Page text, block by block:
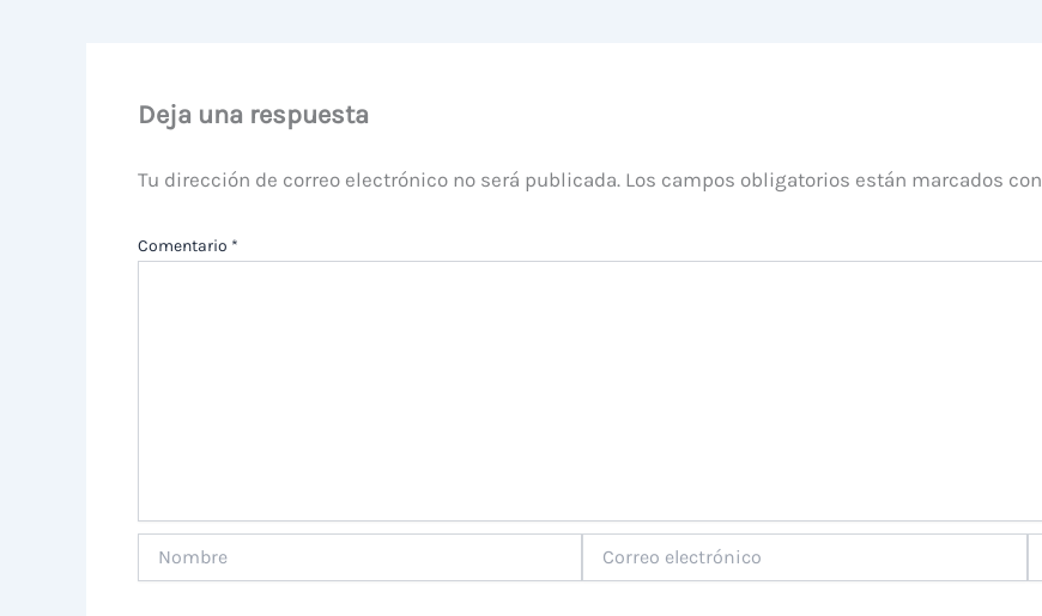
Deja una respuesta
Tu dirección de correo electrónico no será publicada. Los campos obligatorios están marcados con
Comentario *
electrónico